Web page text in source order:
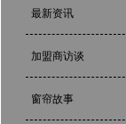
最新资讯
加盟商访谈
窗帘故事